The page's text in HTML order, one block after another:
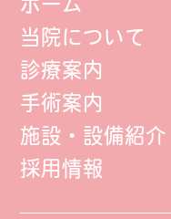
当院について
診療案内
手術案内
施設・設備紹介
採用情報